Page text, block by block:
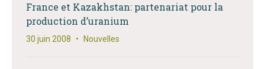
France et Kazakhstan: partenariat pour la
production d’uranium
30 juin 2008 • Nouvelles